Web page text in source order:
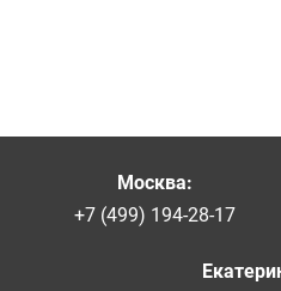
Москва:
+7 (499) 194-28-17